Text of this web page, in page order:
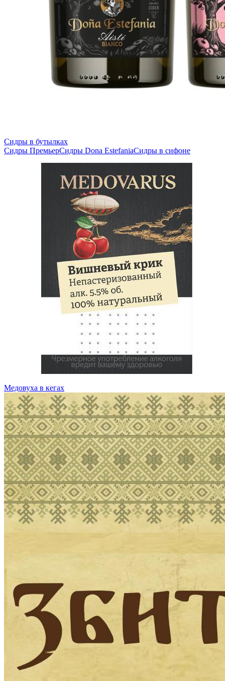
Сидры в бутылках
Сидры ПремьерСидры Dona EstefaniaСидры в сифоне
Медовуха в кегах